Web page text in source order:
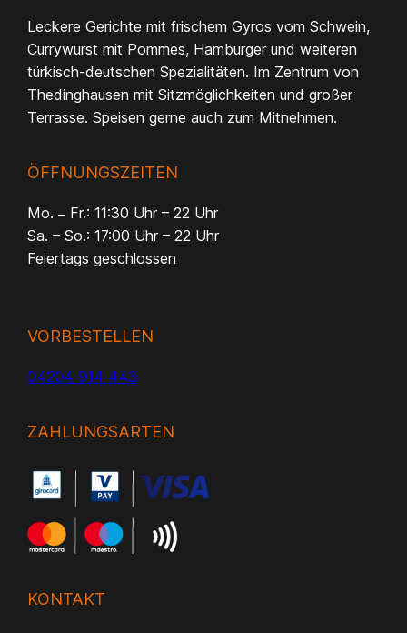
Leckere Gerichte mit frischem Gyros vom Schwein,
Currywurst mit Pommes, Hamburger und weiteren
türkisch-deutschen Spezialitäten. Im Zentrum von
Thedinghausen mit Sitzmöglichkeiten und großer
Terrasse. Speisen gerne auch zum Mitnehmen.
ÖFFNUNGSZEITEN
Mo.— Fr.: 11:30 Uhr – 22 Uhr
Sa. – So.: 17:00 Uhr – 22 Uhr
Feiertags geschlossen
VORBESTELLEN
04204 914 443
ZAHLUNGSARTEN
KONTAKT